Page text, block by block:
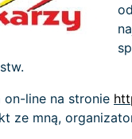
on-line na stronie
ze mną,